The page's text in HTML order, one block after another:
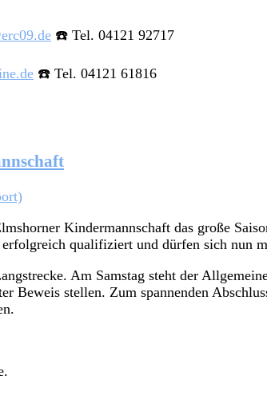
☎️ Tel. 04121 92717
☎️ Tel. 04121 61816
Kindermannschaft das große
qualifiziert und dürfen sich nun
Am Samstag steht der
Beweis stellen. Zum spannenden